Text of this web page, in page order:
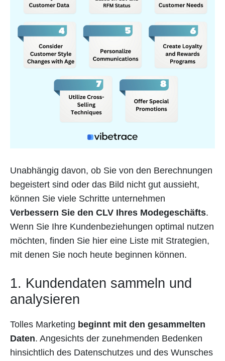
Unabhängig davon, ob Sie von den Berechnungen
begeistert sind oder das Bild nicht gut aussieht,
können Sie viele Schritte unternehmen
Verbessern Sie den CLV Ihres Modegeschäfts.
Wenn Sie Ihre Kundenbeziehungen optimal nutzen
möchten, finden Sie hier eine Liste mit Strategien,
mit denen Sie noch heute beginnen können.
1. Kundendaten sammeln und
analysieren
Tolles Marketing beginnt mit den gesammelten
Daten. Angesichts der zunehmenden Bedenken
hinsichtlich des Datenschutzes und des Wunsches